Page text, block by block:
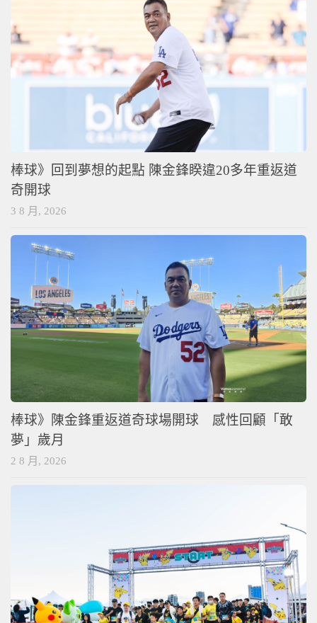
棒球》回到夢想的起點 陳金鋒睽違20多年重返道
奇開球
3 8 月, 2026
棒球》陳金鋒重返道奇球場開球 感性回顧「敢
夢」歲月
2 8 月, 2026